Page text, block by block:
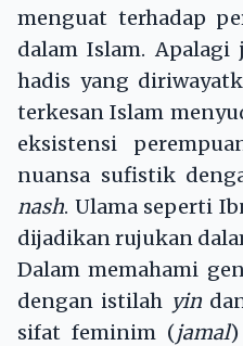
menguat terhadap
dalam Islam.
hadis yang
terkesan Islam
eksistensi
nuansa sufistik
nash. Ulama seperti
dijadikan rujukan
Dalam memahami
dengan istilah yin
sifat feminim (jamal)